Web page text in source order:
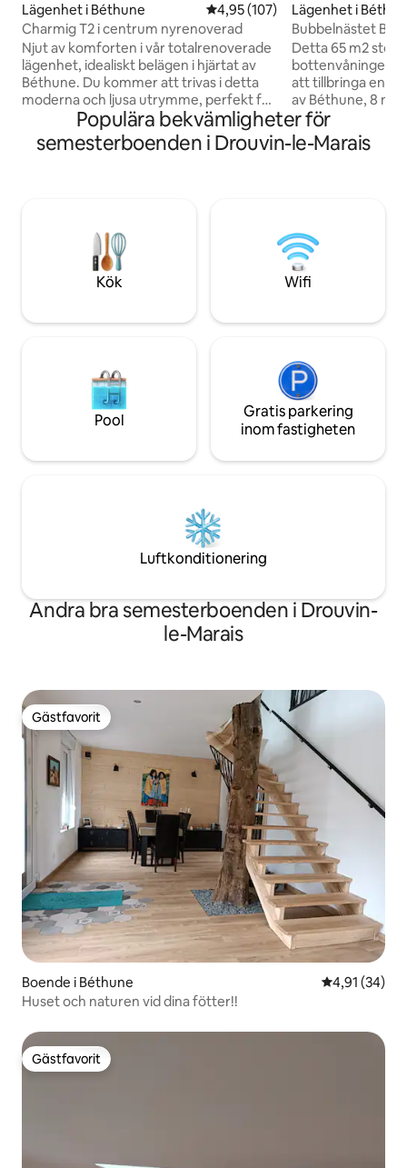
Lägenhet i Béthune 4,95 av 5 i genomsnittligt
4,95 (107)
Charmig T2 i centrum nyrenoverad
Njut av komforten i vår totalrenoverade
lägenhet, idealiskt belägen i hjärtat av
Béthune. Du kommer att trivas i detta
moderna och ljusa utrymme, perfekt för
familjer eller små grupper. Några steg
från Grand Place, Beffroy, restauranger,
barer och butiker. 10 minuters
en privat parkering till ditt förfogande i
Lägenhet i
Bubbelnästet
privat bastu
Detta 65 m2
bottenvåningen
att tillbringa en
av Béthune, 8
Grand Place. Du hittar: ⁃ ett
vardagsrum:
utrustat pentry ⁃
personer) och
Populära bekvämligheter för
semesterboenden i Drouvin-le-Marais
Kök Wifi
Pool
Gratis parkering
inom fastigheten
Luftkonditionering
Andra bra semesterboenden i Drouvin-
le-Marais
Gästfavorit
Gästfavorit
Boende i Béthune 4,91 av 5 i
4,91 (34)
Huset och naturen vid dina fötter!!
Gästfavorit
Gästfavorit